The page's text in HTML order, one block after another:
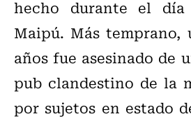
hecho durante el
Maipú. Más temprano,
años fue asesinado de
pub clandestino de la
por sujetos en estado